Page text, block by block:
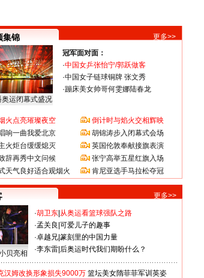
集锦 更多>>
奥运闭幕式盛况
冠军面对面：
·中国女乒张怡宁/郭跃做客
·中国女子链球铜牌 张文秀
·蹦床美女帅哥何雯娜陆春龙
火点亮璀璨夜空
响一曲我爱北京
火炬台缓缓熄灭
辞再秀中文问候
天气良好适合观烟火
倒计时与焰火交相辉映
胡锦涛步入闭幕式会场
英国伦敦奉献接旗表演
张宁高举五星红旗入场
肯尼亚选手马拉松夺冠
更多>>
贝亮相
·胡卫东 从奥运看篮球强队之路
·孟关良 可爱儿子的趣事
·卓越兄 篆刻里的中国力量
·李东雷 后奥运时代我们期盼什么？
汉姆改换形象损失9000万 篮坛美女隋菲菲军训英姿